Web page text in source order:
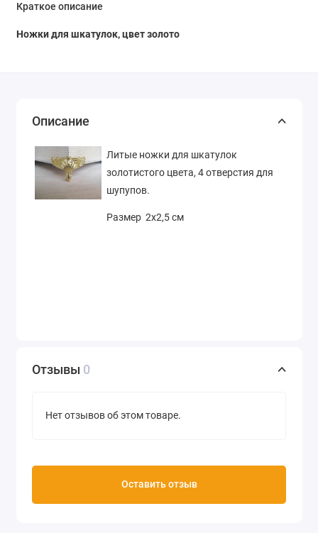
Краткое описание
Ножки для шкатулок, цвет золото
Описание
Литые ножки для шкатулок
золотистого цвета, 4 отверстия для
шупупов.
Размер 2х2,5 см
Отзывы 0
Нет отзывов об этом товаре.
Оставить отзыв